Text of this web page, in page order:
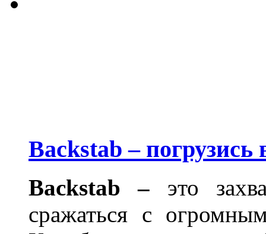
Backstab –
Backstab – это
сражаться с